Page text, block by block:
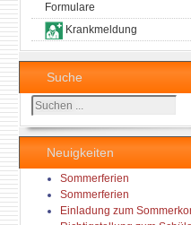
Formulare
Krankmeldung
Suche
Suchen
...
Neuigkeiten
Sommerferien
Sommerferien
Einladung zum